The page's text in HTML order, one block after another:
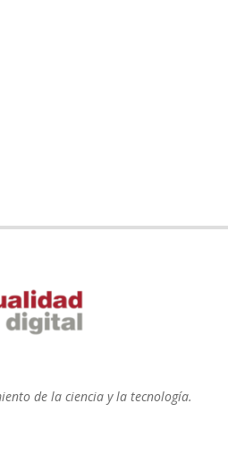
de la ciencia y la tecnología.